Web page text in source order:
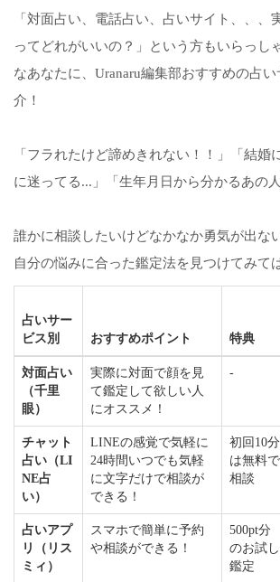
「対面占い、電話占い、占いサイト、、、
ってどれがいいの？」という方もいらっし
なあなたに、Uranaru編集部おすすめの占
介！
「フラれたけど諦めきれない！！」「結婚
に迷ってる...」「生年月日から分かるあの
誰かに相談したいけどなかなか勇気が出な
自分の悩みに合った鑑定法を見つけてみて
占いサー
ビス別
おすすめポイント 特典
対面占い
（千里
眼）
実際に対面で顔を見
て鑑定して欲しい人
にオススメ！
-
チャット
占い（LI
NE占
い）
LINEの感覚で気軽に
24時間いつでも気軽
に文字だけで相談が
できる！
初回10分
は無料で
相談
占いアプ
リ（リス
ミィ）
スマホで簡単に予約
や相談ができる！
500pt分
のお試し
鑑定